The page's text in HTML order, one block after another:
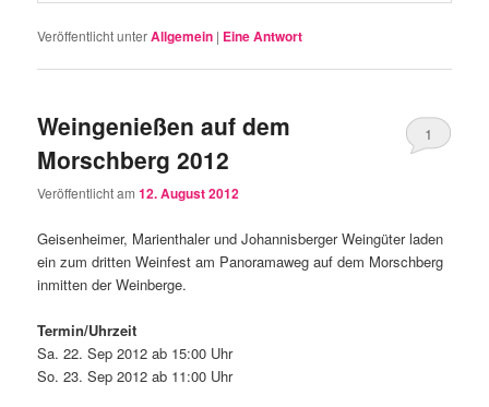
Veröffentlicht unterAllgemein | EineAntwort
Weingenießen auf dem
Morschberg 2012
Veröffentlicht am12. August 2012
1
Geisenheimer, Marienthaler und Johannisberger Weingüter laden
ein zum dritten Weinfest am Panoramaweg auf dem Morschberg
inmitten der Weinberge.
Termin/Uhrzeit
Sa. 22. Sep 2012 ab 15:00 Uhr
So. 23. Sep 2012 ab 11:00 Uhr